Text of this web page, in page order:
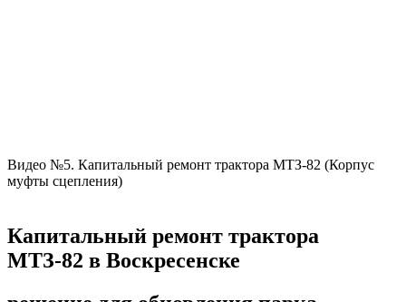
Видео №5. Капитальный ремонт трактора МТЗ-82 (Корпус
муфты сцепления)
Капитальный ремонт трактора
МТЗ-82 в Воскресенске